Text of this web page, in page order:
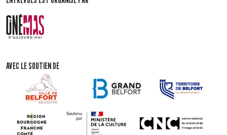
AVEC LE SOUTIEN DE